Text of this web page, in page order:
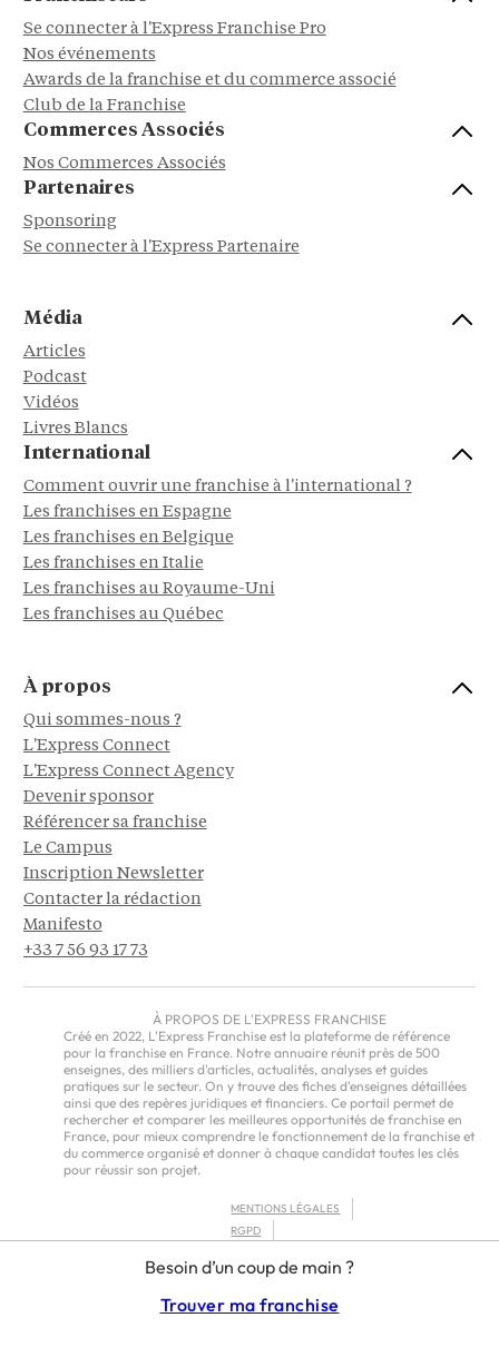
Besoin d’un coup de main ?
Trouver ma franchise
Se connecter à l'Express Franchise Pro
Nos événements
Awards de la franchise et du commerce associé
Club de la Franchise
Commerces Associés
Nos Commerces Associés
Partenaires
Sponsoring
Se connecter à l'Express Partenaire
Média
Articles
Podcast
Vidéos
Livres Blancs
International
Comment ouvrir une franchise à l'international ?
Les franchises en Espagne
Les franchises en Belgique
Les franchises en Italie
Les franchises au Royaume-Uni
Les franchises au Québec
À propos
Qui sommes-nous ?
L'Express Connect
L'Express Connect Agency
Devenir sponsor
Référencer sa franchise
Le Campus
Inscription Newsletter
Contacter la rédaction
Manifesto
+33 7 56 93 17 73
À PROPOS DE L'EXPRESS FRANCHISE
Créé en 2022, L'Express Franchise est la plateforme de référence
pour la franchise en France. Notre annuaire réunit près de 500
enseignes, des milliers d'articles, actualités, analyses et guides
pratiques sur le secteur. On y trouve des fiches d'enseignes détaillées
ainsi que des repères juridiques et financiers. Ce portail permet de
rechercher et comparer les meilleures opportunités de franchise en
France, pour mieux comprendre le fonctionnement de la franchise et
du commerce organisé et donner à chaque candidat toutes les clés
pour réussir son projet.
MENTIONS LÉGALES
RGPD
CGV – EUROPE